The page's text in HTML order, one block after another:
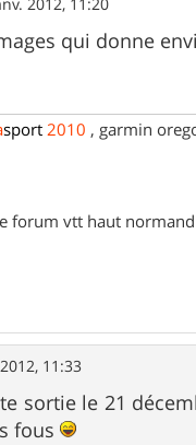
qui donne
sport 2010 , garmin
forum vtt haut normand
11:33
sortie le 21
fous